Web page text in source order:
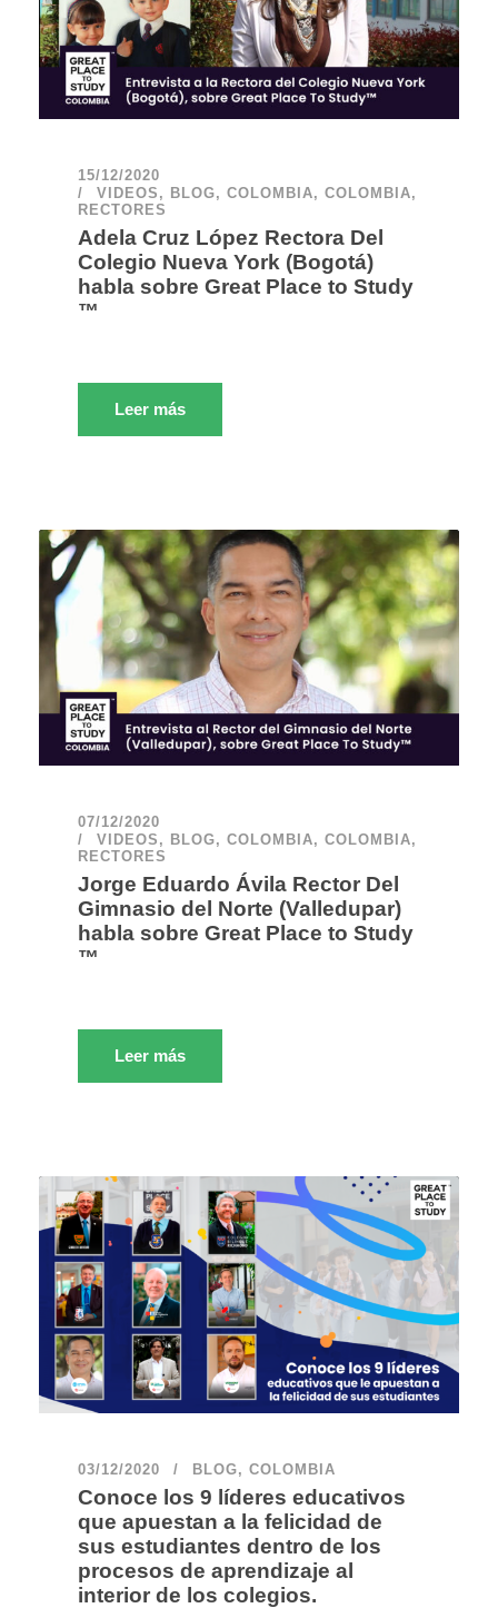
15/12/2020
VIDEOS , BLOG, COLOMBIA, COLOMBIA,
RECTORES
Adela Cruz López Rectora Del
Colegio Nueva York (Bogotá)
habla sobre Great Place to Study
™
Leer más
07/12/2020
VIDEOS , BLOG, COLOMBIA, COLOMBIA,
RECTORES
Jorge Eduardo Ávila Rector Del
Gimnasio del Norte (Valledupar)
habla sobre Great Place to Study
™
Leer más
03/12/2020 BLOG, COLOMBIA
Conoce los 9 líderes educativos
que apuestan a la felicidad de
sus estudiantes dentro de los
procesos de aprendizaje al
interior de los colegios.